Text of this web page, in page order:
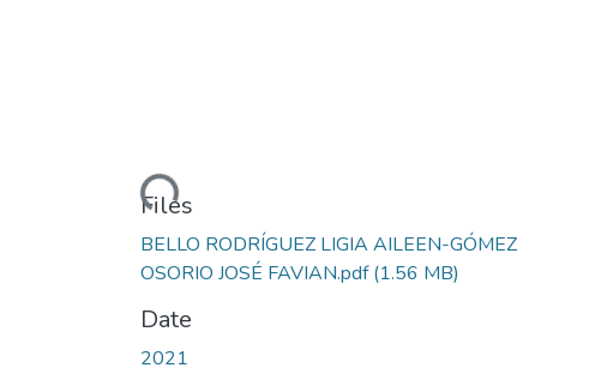
Loading...
Files
BELLO RODRÍGUEZ LIGIA AILEEN-GÓMEZ
OSORIO JOSÉ FAVIAN.pdf(1.56 MB)
Date
2021